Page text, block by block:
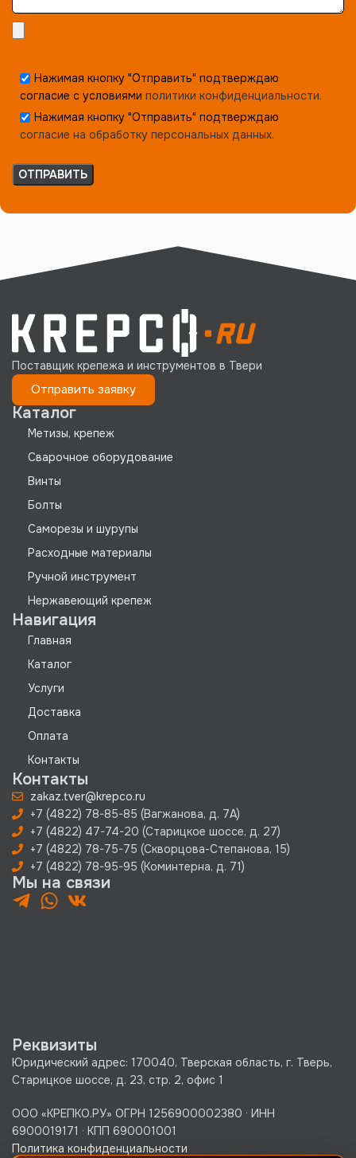
Нажимая кнопку "Отправить" подтверждаю
согласие с условиями политики конфиденциальности.
Нажимая кнопку "Отправить" подтверждаю
согласие на обработку персональных данных.
Поставщик крепежа и инструментов в Твери
Отправить заявку
Каталог
Метизы, крепеж
Сварочное оборудование
Винты
Болты
Саморезы и шурупы
Расходные материалы
Ручной инструмент
Нержавеющий крепеж
Навигация
Главная
Каталог
Услуги
Доставка
Оплата
Контакты
Контакты
zakaz.tver@krepco.ru
+7 (4822) 78-85-85 (Вагжанова, д. 7А)
+7 (4822) 47-74-20 (Старицкое шоссе, д. 27)
+7 (4822) 78-75-75 (Скворцова-Степанова, 15)
+7 (4822) 78-95-95 (Коминтерна, д. 71)
Мы на связи
Реквизиты
Юридический адрес: 170040, Тверская область, г. Тверь,
Старицкое шоссе, д. 23, стр. 2, офис 1
ООО «КРЕПКО.РУ» ОГРН 1256900002380 · ИНН
6900019171 · КПП 690001001
Политика конфиденциальности